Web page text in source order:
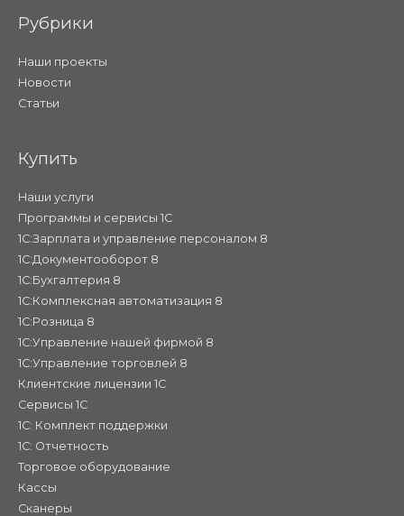
Рубрики
Наши проекты
Новости
Статьи
Купить
Наши услуги
Программы и сервисы 1С
1С:Зарплата и управление персоналом 8
1С:Документооборот 8
1С:Бухгалтерия 8
1С:Комплексная автоматизация 8
1С:Розница 8
1С:Управление нашей фирмой 8
1С:Управление торговлей 8
Клиентские лицензии 1С
Сервисы 1С
1С: Комплект поддержки
1С: Отчетность
Торговое оборудование
Кассы
Сканеры